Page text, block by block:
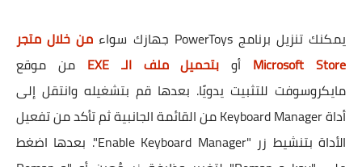
يمكنك تنزيل برنامج PowerToys جهازك سواء
من خلال متجر
Microsoft Store أو بتحميل ملف الـ EXE
من موقع
مايكروسوفت للتثبيت يدويًا. بعدها قم بتشغيله وانتقل إلى
أداة Keyboard Manager من القائمة الجانبية ثم تأكد من تفعيل
الأداة بتنشيط زر "Enable Keyboard Manager". بعدها اضغط